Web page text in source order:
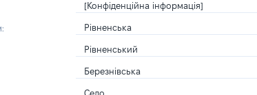
[Конфіденційна інформація]
Рівненська
Рівненський
Березнівська
Село